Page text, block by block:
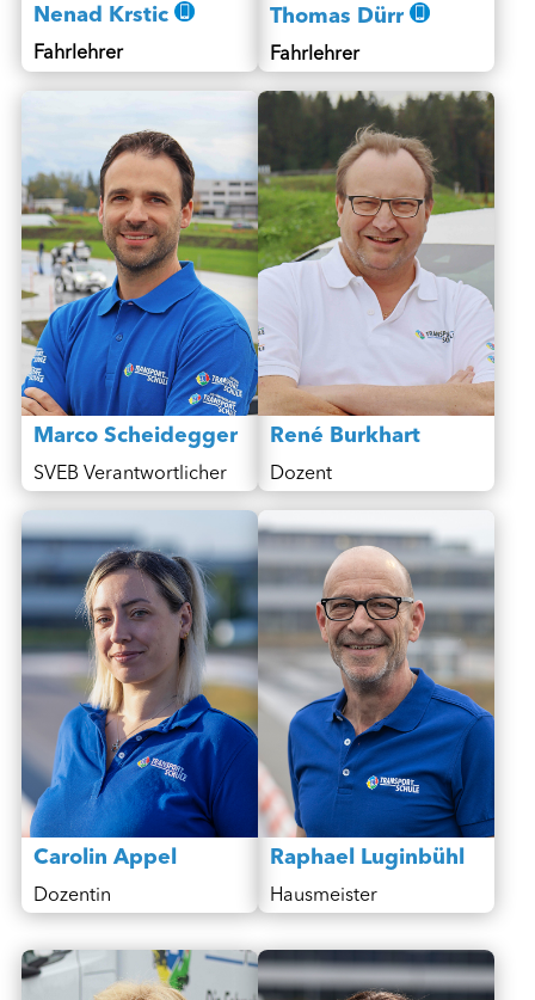
Nenad Krstic
Fahrlehrer
Thomas Dürr
Fahrlehrer
Marco Scheidegger
SVEB Verantwortlicher
René Burkhart
Dozent
Carolin Appel
Dozentin
Raphael Luginbühl
Hausmeister